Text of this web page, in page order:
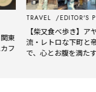
TRAVEL EDITOR'S
【柴又食べ歩き】アヤ
流・レトロな下町と帝
で、心とお腹を満たす